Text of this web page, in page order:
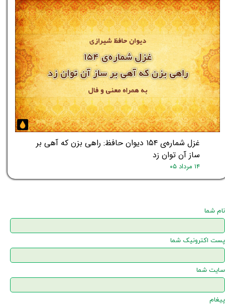
غزل شماره‌ی ۱۵۴ دیوان حافظ: راهی بزن که آهی بر
ساز آن توان زد
۱۴ مرداد ۰۵
نام شما
پست اکترونیک شما
سایت شما
پیغام